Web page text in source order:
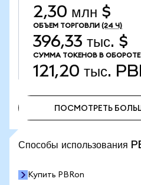
2,30 млн $
ОБЪЕМ ТОРГОВЛИ (24 Ч)
396,33 тыс. $
СУММА ТОКЕНОВ В ОБОРОТЕ
121,20 тыс.
ПОСМОТРЕТЬ
Способы
Купить PBRon